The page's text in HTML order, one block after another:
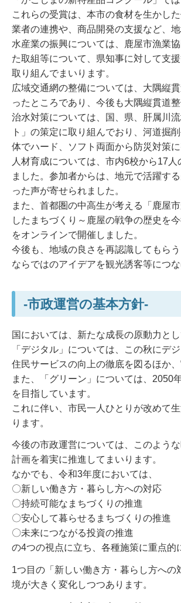
これらの受賞は、本市の食材を生かし
業者の連携や、商品開発の支援など、
水産業の振興については、鹿屋市漁業
た取組等について、県知事に対して支
取り組んでまいります。
広域交通網の整備については、大隅縦
ったところであり、今後も大隅縦貫道
治水対策については、国、県、肝属川
ト」の策定に取り組んでおり、河道掘
体でハード、ソフト両面から防災対策に
人材育成については、市内6校から17
ました。参加者からは、地元で活躍す
った声が寄せられました。
また、首都圏の中高生が考える「鹿屋
したまちづくり～鹿屋の戦争の歴史を
をオンラインで開催しました。
今後も、地域の良さを再認識してもら
ならではのアイデアを観光誘客等につ
-市政運営の基本方針-
国においては、新たな成長の原動力と
「デジタル」については、この秋にデ
住民サービスの向上の徹底を図るほか
また、「グリーン」については、2050
を目指しています。
これに伴い、市民一人ひとりが改めて
ります。
今後の市政運営については、このよう
計画を着実に推進してまいります。
なかでも、令和3年度においては、
〇新しい働き方・暮らし方への対応
〇持続可能なまちづくりの推進
〇安心して暮らせるまちづくりの推進
〇未来につながる投資の推進
の4つの視点に立ち、各種施策に重点的
1つ目の「新しい働き方・暮らし方へ
境が大きく変化しつつあります。